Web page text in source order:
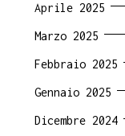
Aprile 2025
Marzo 2025
Febbraio 2025
Gennaio 2025
Dicembre 2024